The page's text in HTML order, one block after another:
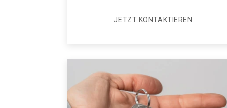
JETZT KONTAKTIEREN